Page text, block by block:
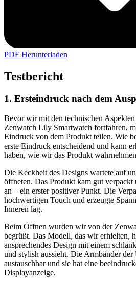
PDF Herunterladen
Testbericht
1. Ersteindruck nach dem
Bevor wir mit den technischen
Zenwatch Lily Smartwatch fortfahren,
Eindruck von dem Produkt teilen. Wie
erste Eindruck entscheidend und kann
haben, wie wir das Produkt
Die Keckheit des Designs wartete auf
öffneten. Das Produkt kam gut verpackt
an – ein erster positiver Punkt. Die
hochwertigen Touch und erzeugte
Inneren lag.
Beim Öffnen wurden wir von der
begrüßt. Das Modell, das wir erhielten,
ansprechendes Design mit einem
und stylish aussieht. Die Armbänder
austauschbar und sie hat eine
Displayanzeige.